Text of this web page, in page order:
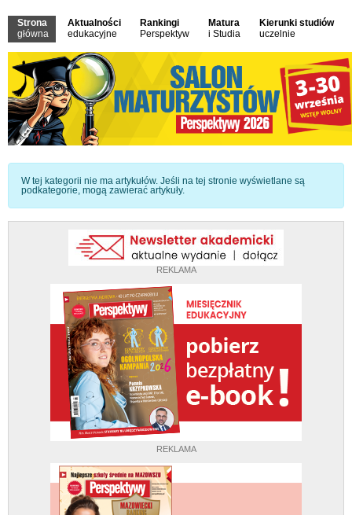
Strona
główna
Aktualności
edukacyjne
Rankingi
Perspektyw
Matura
i Studia
Kierunki studiów
uczelnie
REKLAMA
REKLAMA
Informacja
W tej kategorii nie ma artykułów. Jeśli na tej stronie wyświetlane są
podkategorie, mogą zawierać artykuły.